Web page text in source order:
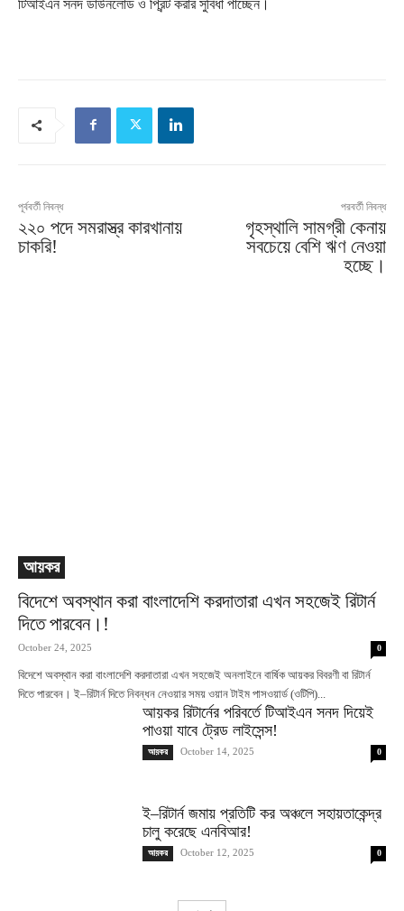
টিআইএন সনদ ডাউনলোড ও প্রিন্ট করার সুবিধা পাচ্ছেন।
পূর্ববর্তী নিবন্ধ
২২০ পদে সমরাস্ত্র কারখানায়
চাকরি!
পরবর্তী নিবন্ধ
গৃহস্থালি সামগ্রী কেনায়
সবচেয়ে বেশি ঋণ নেওয়া
হচ্ছে।
আয়কর
বিদেশে অবস্থান করা বাংলাদেশি করদাতারা এখন সহজেই রিটার্ন
দিতে পারবেন।!
October 24, 2025 0
বিদেশে অবস্থান করা বাংলাদেশি করদাতারা এখন সহজেই অনলাইনে বার্ষিক আয়কর বিবরণী বা রিটার্ন
দিতে পারবেন। ই–রিটার্ন দিতে নিবন্ধন নেওয়ার সময় ওয়ান টাইম পাসওয়ার্ড (ওটিপি)...
আয়কর রিটার্নের পরিবর্তে টিআইএন সনদ দিয়েই
পাওয়া যাবে ট্রেড লাইসেন্স!
আয়কর October 14, 2025 0
ই–রিটার্ন জমায় প্রতিটি কর অঞ্চলে সহায়তাকেন্দ্র
চালু করেছে এনবিআর!
আয়কর October 12, 2025 0